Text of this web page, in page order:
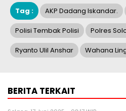
Tag : AKP Dadang Iskandar.
Polisi Tembak Polisi Polres
Ryanto Ulil Anshar Wahana
BERITA TERKAIT